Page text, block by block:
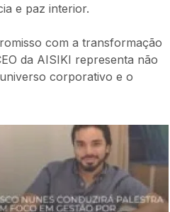
e paz interior.
com a transformação
da AISIKI representa não
corporativo e o